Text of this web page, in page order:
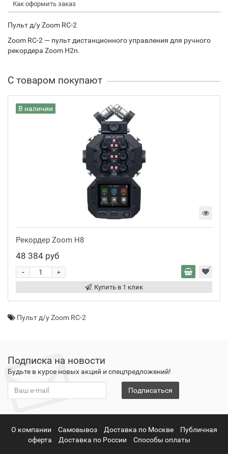
Как оформить заказ
Пульт д/у Zoom RC-2
Zoom RC-2 — пульт дистанционного управления для ручного
рекордера Zoom H2n.
С товаром покупают
В наличии
Рекордер Zoom H8
48 384 руб
+
-
Купить в 1 клик
Пульт д/у Zoom RC-2
Подписка на новости
Будьте в курсе новых акций и спецпредложений!
Подписаться
О компании Самовывоз Доставка по Москве
Публичная
оферта
Доставка по России Способы оплаты